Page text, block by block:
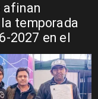
afinan
temporada
2027 en el